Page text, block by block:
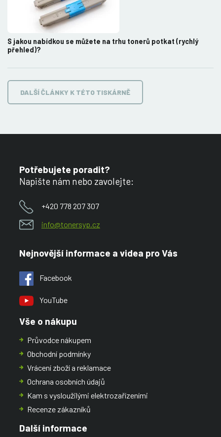
S jakou nabídkou se můžete na trhu tonerů potkat (rychlý
přehled)?
DALŠÍ ČLÁNKY K TÉTO TISKÁRNĚ
Potřebujete poradit?
Napište nám nebo zavolejte:
+420 778 207 307
info@tonersyp.cz
Nejnovější informace a videa pro Vás
Facebook
YouTube
Vše o nákupu
Průvodce nákupem
Obchodní podmínky
Vrácení zboží a reklamace
Ochrana osobních údajů
Kam s vysloužilými elektrozařízeními
Recenze zákazníků
Další informace